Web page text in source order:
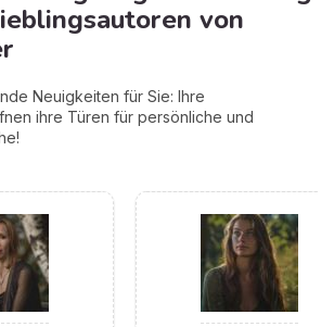
von
Neuigkeiten für Sie: Ihre
ihre Türen für persönliche und